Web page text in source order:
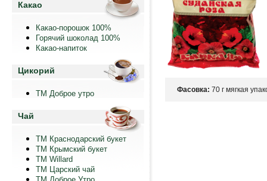
Какао
Какао-порошок 100%
Горячий шоколад 100%
Какао-напиток
Цикорий
ТМ Доброе утро
Чай
ТМ Краснодарский букет
ТМ Крымский букет
ТМ Willard
ТМ Царский чай
Фасовка: 70 г мягкая